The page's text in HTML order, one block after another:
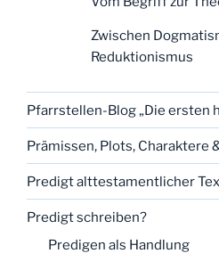
Zwischen
Reduktionismus
Pfarrstellen-Blog „Die ersten
Prämissen, Plots, Charaktere
Predigt alttestamentlicher
Predigt schreiben?
Predigen als Handlung